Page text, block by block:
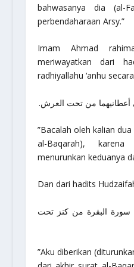
bahwasanya dia (al-
perbendaharaan Arsy.”
Imam Ahmad
meriwayatkan dari
radhiyallahu ‘anhu
أعطانيهما من تحت العرش.
”Bacalah oleh kalian
al-Baqarah), karena
menurunkan keduanya
Dan dari hadits
سورة البقرة من كنز تحت
”Aku diberikan